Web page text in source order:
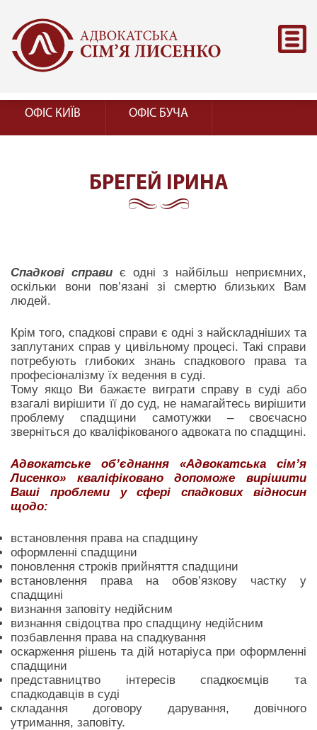
ОФІС КИЇВ ОФІС БУЧА
БРЕГЕЙ ІРИНА
Спадкові справи є одні з найбільш неприємних,
оскільки вони пов’язані зі смертю близьких Вам
людей.
Крім того, спадкові справи є одні з найскладніших та
заплутаних справ у цивільному процесі. Такі справи
потребують глибоких знань спадкового права та
професіоналізму їх ведення в суді.
Тому якщо Ви бажаєте виграти справу в суді або
взагалі вирішити її до суд, не намагайтесь вирішити
проблему спадщини самотужки – своєчасно
зверніться до кваліфікованого адвоката по спадщині.
Адвокатське об’єднання «Адвокатська сім’я
Лисенко» кваліфіковано допоможе вирішити
Ваші проблеми у сфері спадкових відносин
щодо:
встановлення права на спадщину
оформленні спадщини
поновлення строків прийняття спадщини
встановлення права на обов’язкову частку у
спадщині
визнання заповіту недійсним
визнання свідоцтва про спадщину недійсним
позбавлення права на спадкування
оскарження рішень та дій нотаріуса при оформленні
спадщини
представництво інтересів спадкоємців та
спадкодавців в суді
складання договору дарування, довічного
утримання, заповіту.